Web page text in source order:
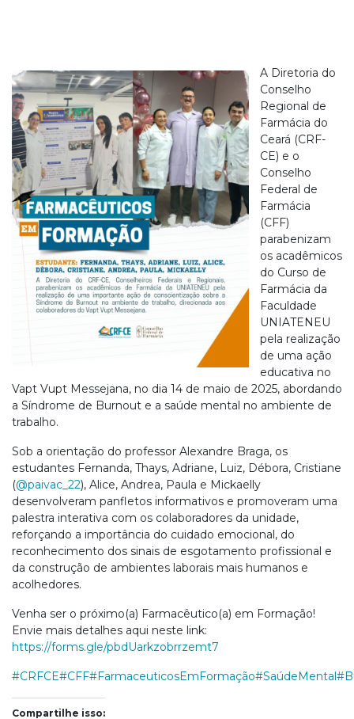
A Diretoria do
Conselho
Regional de
Farmácia do
Ceará (CRF-
CE) e o
Conselho
Federal de
Farmácia
(CFF)
parabenizam
os acadêmicos
do Curso de
Farmácia da
Faculdade
UNIATENEU
pela realização
de uma ação
educativa no
Vapt Vupt Messejana, no dia 14 de maio de 2025, abordando
a Síndrome de Burnout e a saúde mental no ambiente de
trabalho.
Sob a orientação do professor Alexandre Braga, os
estudantes Fernanda, Thays, Adriane, Luiz, Débora, Cristiane
(@paivac_22), Alice, Andrea, Paula e Mickaelly
desenvolveram panfletos informativos e promoveram uma
palestra interativa com os colaboradores da unidade,
reforçando a importância do cuidado emocional, do
reconhecimento dos sinais de esgotamento profissional e
da construção de ambientes laborais mais humanos e
acolhedores.
Venha ser o próximo(a) Farmacêutico(a) em Formação!
Envie mais detalhes aqui neste link:
https://forms.gle/pbdUarkzobrrzemt7
#CRFCE#CFF#FarmaceuticosEmFormação#SaúdeMental
Compartilhe isso: